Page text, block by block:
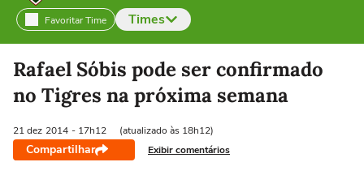
Favoritar Time Times
Selecione o time para ver as notícias
Rafael Sóbis pode ser confirmado
no Tigres na próxima semana
21 dez 2014 - 17h12 (atualizado às 18h12)
Compartilhar Exibir comentários